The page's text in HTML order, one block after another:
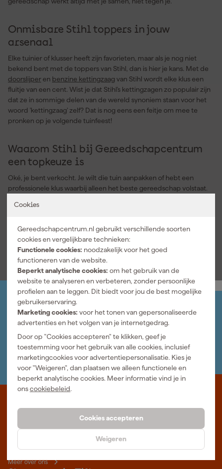
Cookies
Gereedschapcentrum.nl gebruikt verschillende soorten
cookies en vergelijkbare technieken:
Functionele cookies: noodzakelijk voor het goed
functioneren van de website.
Beperkt analytische cookies: om het gebruik van de
website te analyseren en verbeteren, zonder persoonlijke
profielen aan te leggen. Dit biedt voor jou de best mogelijke
gebruikerservaring.
Marketing cookies: voor het tonen van gepersonaliseerde
advertenties en het volgen van je internetgedrag.
Door op "Cookies accepteren" te klikken, geef je
toestemming voor het gebruik van alle cookies, inclusief
marketingcookies voor advertentiepersonalisatie. Kies je
voor "Weigeren", dan plaatsen we alleen functionele en
beperkt analytische cookies. Meer informatie vind je in
onscookiebeleid.
Cookies accepteren
Weigeren
Onmisbare Stihl toppers in jouw
arsenaal
Elke tuinier of klusser heeft zijn favorieten, maar als je nog niet
bekend bent met de toppers van Stihl, dan is hier je kans. Met de
doorslijper en benzine kettingzaag van Stihl wordt elke klus een
fluitje van een cent. Wist je dat Stihl's kettingzagen zo populair zijn
dat ze in sommige delen van de wereld synoniem staan voor het
woord 'kettingzaag' zelf? Dat is nog eens een feitje om mee te
pronken op je volgende tuinfeest!
Waarom Stihl bij Gereedschapcentrum
een topkeuze is
Oké, je bent verkocht. Je wilt die tuin aanpakken of hebt een
professionele klus waarbij alleen het beste gereedschap volstaat.
snelle levering heb je je Stihl gereedschap voordat je het weet in
nodig hebt, altijd direct leverbaar en tegen prijzen die je doen
glimlachen. Gereedschapcentrum en Stihl: samen zorgen we
ervoor dat jouw tuin- of bouwprojecten niet alleen makkelijker
worden, maar ook een stuk leuker.
Jouw account
Log-in en beheer je bestellingen en gegevens
Nieuwsbrief
Inschrijven wekelijkse nieuwsbrief
Wij helpen je graag
Neem contact op met één van onze specialisten.
Professioneel gereedschap met advies op maat: wij zijn dé online
Meer over ons